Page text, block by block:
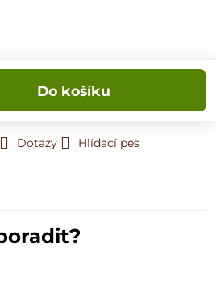
Do košíku
Dotazy
Hlídací pes